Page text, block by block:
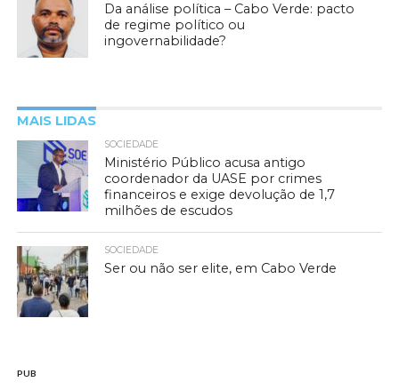
Da análise política – Cabo Verde: pacto
de regime político ou
ingovernabilidade?
MAIS LIDAS
SOCIEDADE
Ministério Público acusa antigo
coordenador da UASE por crimes
financeiros e exige devolução de 1,7
milhões de escudos
SOCIEDADE
Ser ou não ser elite, em Cabo Verde
PUB